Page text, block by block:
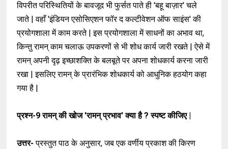
विपरीत परिस्थितियों के बावजूद भी फुर्सत पाते ही 'बहू बाज़ार' चले
जाते | वहाँ 'इंडियन एसोसिएशन फॉर द कल्टीवेशन ऑफ साइंस' की
प्रयोगशाला में काम करते | इस प्रयोगशाला में साधनों का अभाव था,
किन्तु रामन् काम चलाऊ उपकरणों से भी शोध कार्य जारी रखते | ऐसे में
रामन् अपनी दृढ़ इच्छाशक्ति के बलबूते पर अपना शोधकार्य करना जारी
रखा | इसलिए रामन् के प्रारंभिक शोधकार्य को आधुनिक हठयोग कहा
गया है |
प्रश्न-9रामन् की खोज 'रामन् प्रभाव' क्या है ? स्पष्ट कीजिए |
उत्तर-प्रस्तुत पाठ के अनुसार, जब एक वर्णीय प्रकाश की किरण